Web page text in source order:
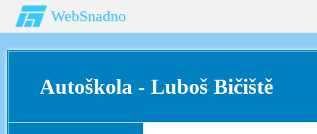
WebSnadno
Autoškola - Luboš